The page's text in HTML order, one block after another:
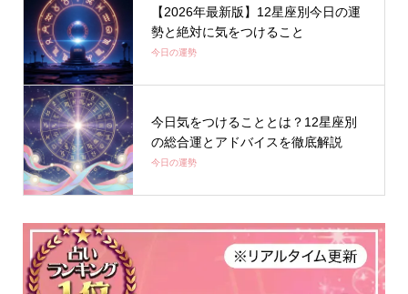
【2026年最新版】12星座別今日の運
勢と絶対に気をつけること
今日の運勢
今日気をつけることとは？12星座別
の総合運とアドバイスを徹底解説
今日の運勢